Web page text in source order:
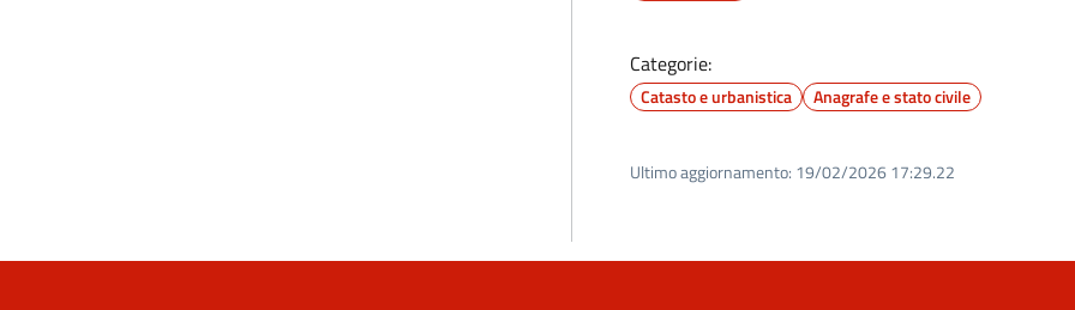
Categorie:
Catasto e urbanistica Anagrafe e stato civile
Ultimo aggiornamento: 19/02/2026 17:29.22